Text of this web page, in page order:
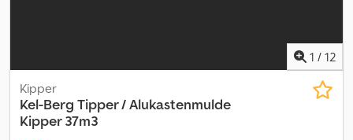
1 / 12
Kipper
Kel-Berg Tipper / Alukastenmulde
Kipper 37m3